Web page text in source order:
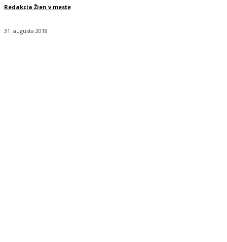
Redakcia Žien v meste
31. augusta 2018